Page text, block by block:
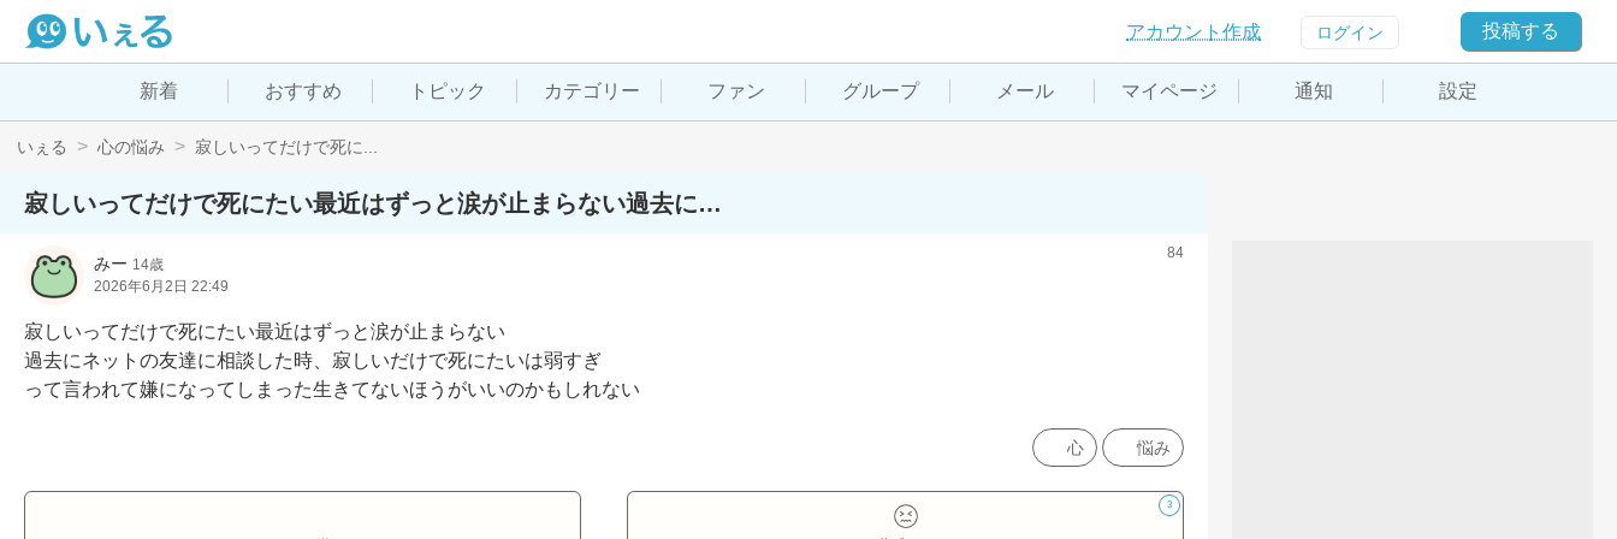
アカウント作成 ログイン 投稿する
新着 おすすめ トピック カテゴリー ファン グループ メール マイページ 通知 設定
いぇる 心の悩み 寂しいってだけで死に...
寂しいってだけで死にたい最近はずっと涙が止まらない過去に…
みー 14歳
2026年6月2日 22:49
84
寂しいってだけで死にたい最近はずっと涙が止まらない
過去にネットの友達に相談した時、寂しいだけで死にたいは弱すぎ
って言われて嫌になってしまった生きてないほうがいいのかもしれない
心 悩み
3